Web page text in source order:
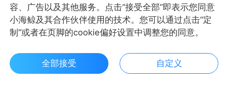
绿钻豪华版 超级会员 乐币
商品面额
$ 7.84立即购买
容、广告以及其他服务。点击“接受全部”即表示您同意
小海鲸及其合作伙伴使用的技术。您可以通过点击“定
制”或者在页脚的cookie偏好设置中调整您的同意。
全部接受 自定义